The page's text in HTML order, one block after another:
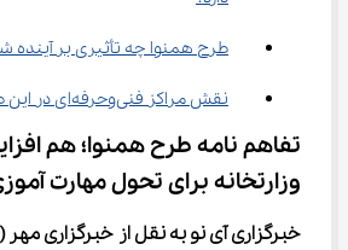
طرح همنوا چه تأثیری بر آینده شغلی
نقش مراکز فنی‌وحرفه‌ای در این طرح چیست؟
تفاهم ‌نامه
وزارتخانه برای تحول مهارت ‌آموزی
خبرگزاری آی نو به نقل از خبرگزاری مهر